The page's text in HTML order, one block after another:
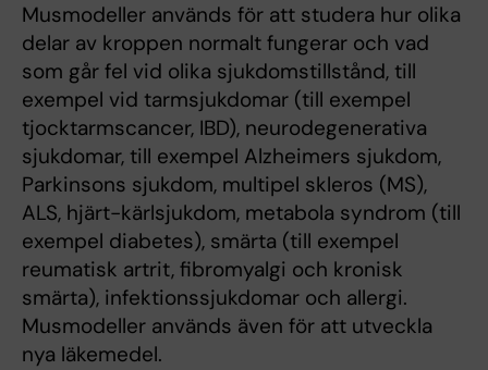
Musmodeller används för att studera hur olika
delar av kroppen normalt fungerar och vad
som går fel vid olika sjukdomstillstånd, till
exempel vid tarmsjukdomar (till exempel
tjocktarmscancer, IBD), neurodegenerativa
sjukdomar, till exempel Alzheimers sjukdom,
Parkinsons sjukdom, multipel skleros (MS),
ALS, hjärt-kärlsjukdom, metabola syndrom (till
exempel diabetes), smärta (till exempel
reumatisk artrit, fibromyalgi och kronisk
smärta), infektionssjukdomar och allergi.
Musmodeller används även för att utveckla
nya läkemedel.